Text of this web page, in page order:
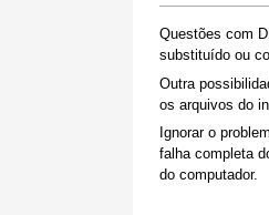
Questões com
substituído ou
Outra
os arquivos do
Ignorar o
falha completa
do computador.